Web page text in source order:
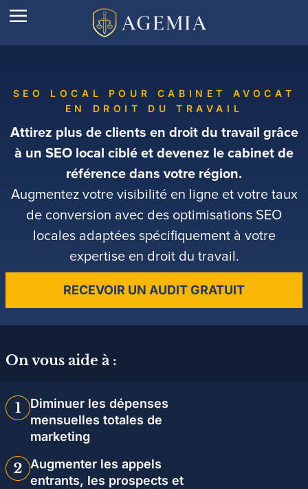
SEO LOCAL POUR CABINET AVOCAT
EN DROIT DU TRAVAIL
Attirez plus de clients en droit du travail grâce
à un SEO local ciblé et devenez le cabinet de
référence dans votre région.
Augmentez votre visibilité en ligne et votre taux
de conversion avec des optimisations SEO
locales adaptées spécifiquement à votre
expertise en droit du travail.
RECEVOIR UN AUDIT GRATUIT
On vous aide à :
Diminuer les dépenses
mensuelles totales de
marketing
Augmenter les appels
entrants, les prospects et